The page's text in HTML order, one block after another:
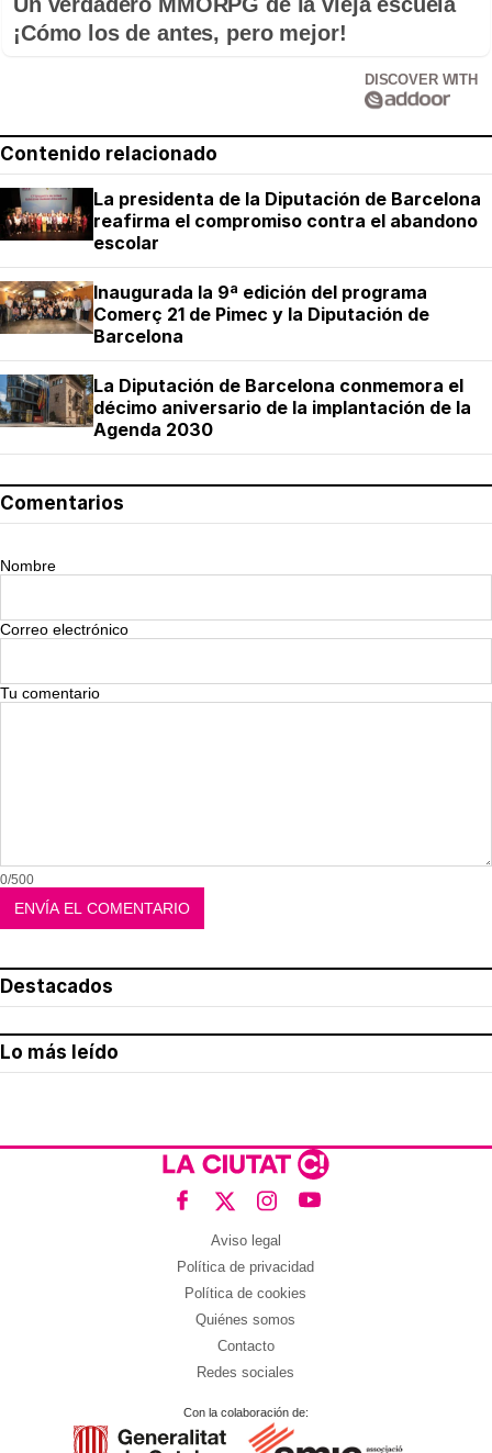
¡Cómo los de antes, pero mejor!
DISCOVER WITH
Contenido relacionado
La presidenta de la Diputación de Barcelona
reafirma el compromiso contra el abandono
escolar
Inaugurada la 9ª edición del programa
Comerç 21 de Pimec y la Diputación de
Barcelona
La Diputación de Barcelona conmemora el
décimo aniversario de la implantación de la
Agenda 2030
Comentarios
Nombre
Correo electrónico
Tu comentario
0/500
Destacados
Lo más leído
Aviso legal
Política de privacidad
Política de cookies
Quiénes somos
Contacto
Redes sociales
Con la colaboración de: